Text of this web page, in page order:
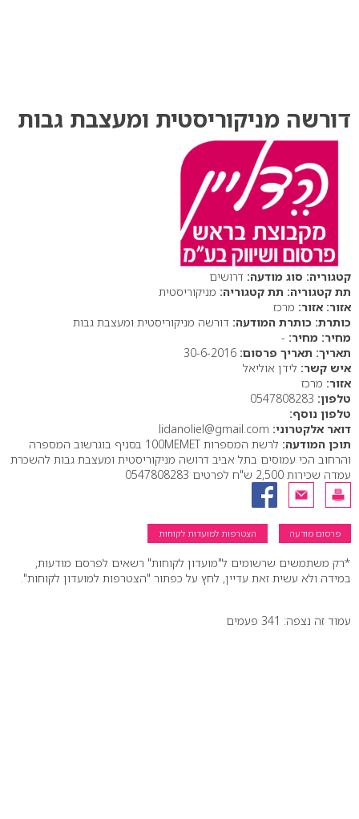
דורשה מניקוריסטית ומעצבת גבות
סוג מודעה: דרושים
תת קטגוריה: מניקוריסטית
אזור: מרכז
כותרת המודעה: דורשה מניקוריסטית ומעצבת גבות
מחיר: -
תאריך פרסום:
איש קשר: לידן אוליאל
אזור: מרכז
טלפון:
טלפון נוסף:
דואר אלקטרוני:
תוכן המודעה:
לרשת המספרות 100MEMET בסניף בוגרשוב המספרה
והרחוב הכי עמוסים בתל אביב דרושה מניקוריסטית ומעצבת גבות להשכרת
עמדה שכירות 2,500 ש"ח לפרטים 0547808283
פרסום מודעה הצטרפות למועדות לקוחות
*רק משתמשים שרשומים ל"מועדון לקוחות" רשאים לפרסם מודעות,
במידה ולא עשית זאת עדיין, לחץ על כפתור "הצטרפות למועדון לקוחות".
עמוד זה נצפה: 341 פעמים